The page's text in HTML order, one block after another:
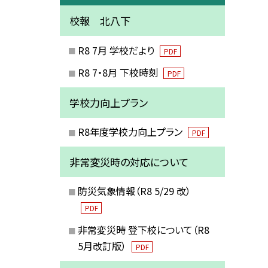
校報 北八下
R8 7月 学校だより PDF
R8 7・8月 下校時刻 PDF
学校力向上プラン
R8年度学校力向上プラン PDF
非常変災時の対応について
防災気象情報（R8 5/29 改）
PDF
非常変災時 登下校について（R8
5月改訂版）
PDF